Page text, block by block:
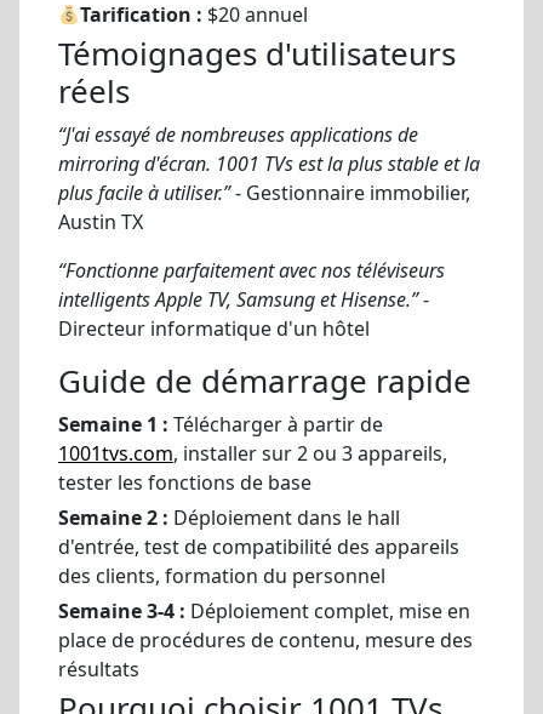
Tarification : $20 annuel
Témoignages d'utilisateurs
réels
“J'ai essayé de nombreuses applications de
mirroring d'écran. 1001 TVs est la plus stable et la
plus facile à utiliser.”- Gestionnaire immobilier,
Austin TX
“Fonctionne parfaitement avec nos téléviseurs
intelligents Apple TV, Samsung et Hisense.”-
Directeur informatique d'un hôtel
Guide de démarrage rapide
Semaine 1 : Télécharger à partir de
1001tvs.com, installer sur 2 ou 3 appareils,
tester les fonctions de base
Semaine 2 : Déploiement dans le hall
d'entrée, test de compatibilité des appareils
des clients, formation du personnel
Semaine 3-4 : Déploiement complet, mise en
place de procédures de contenu, mesure des
résultats